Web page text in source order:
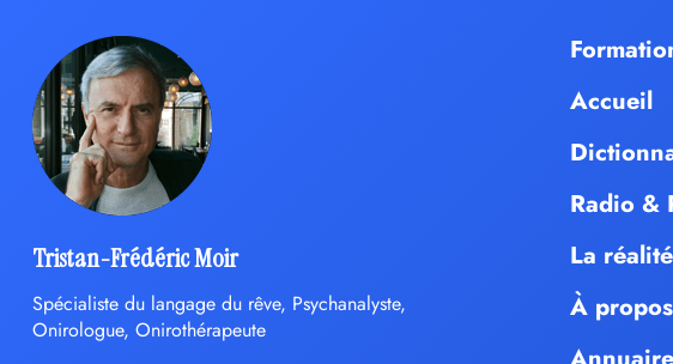
Tristan-Frédéric Moir
Spécialiste du langage du rêve, Psychanalyste,
Onirologue, Onirothérapeute
Accueil
Radio &
La
À